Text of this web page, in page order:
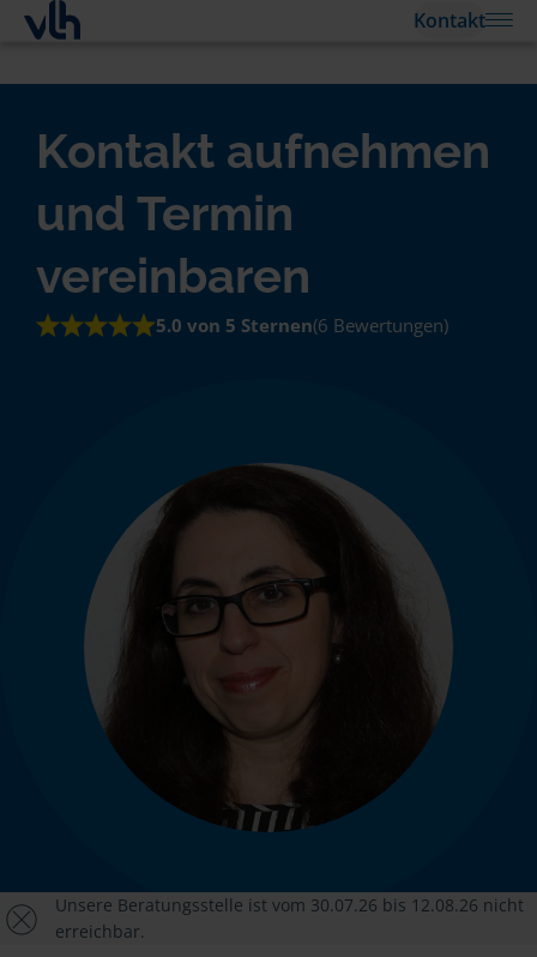
Kontakt
Kontakt aufnehmen
und Termin
vereinbaren
5.0 von 5 Sternen(6 Bewertungen)
Unsere Beratungsstelle ist vom 30.07.26 bis 12.08.26 nicht
erreichbar.